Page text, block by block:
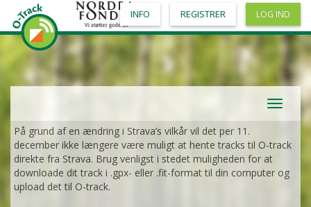
Toggle
På grund af en ændring i Strava’s vilkår vil det per 11.
december ikke længere være muligt at hente tracks til O-track
direkte fra Strava. Brug venligst i stedet muligheden for at
downloade dit track i .gpx- eller .fit-format til din computer og
upload det til O-track.
INFO REGISTRER LOG IND